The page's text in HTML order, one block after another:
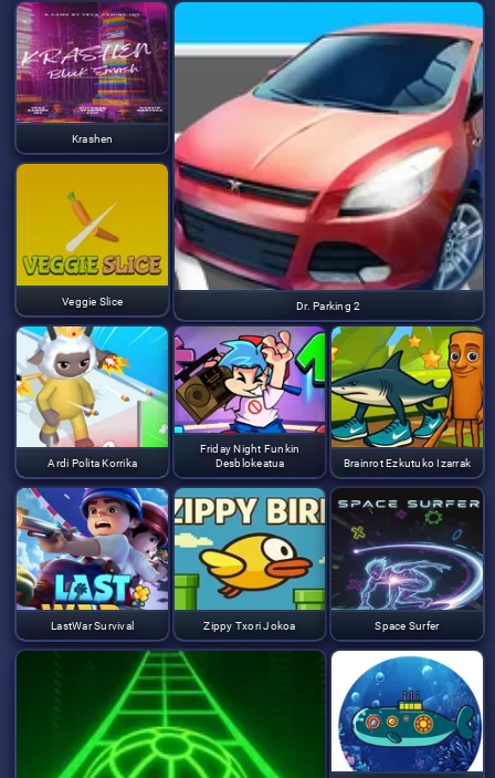
Krashen
Dr. Parking 2
Veggie Slice
Ardi Polita Korrika
Friday Night Funkin
Desblokeatua
Brainrot Ezkutuko Izarrak
LastWar Survival Zippy Txori Jokoa Space Surfer